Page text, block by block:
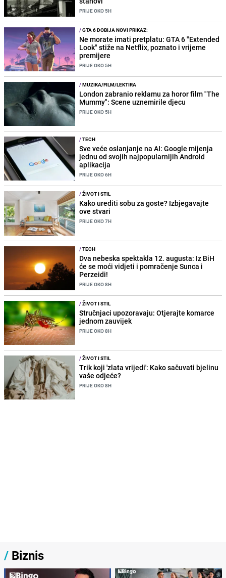
PRIJE OKO 5H
/GTA 6 DOBIJA NOVI PRIKAZ:
Ne morate imati pretplatu: GTA 6 "Extended
Look" stiže na Netflix, poznato i vrijeme
premijere
PRIJE OKO 5H
/MUZIKA/FILM/LEKTIRA
London zabranio reklamu za horor film "The
Mummy": Scene uznemirile djecu
PRIJE OKO 5H
/TECH
Sve veće oslanjanje na AI: Google mijenja
jednu od svojih najpopularnijih Android
aplikacija
PRIJE OKO 6H
/ŽIVOT I STIL
Kako urediti sobu za goste? Izbjegavajte
ove stvari
PRIJE OKO 7H
/TECH
Dva nebeska spektakla 12. augusta: Iz BiH
će se moći vidjeti i pomračenje Sunca i
Perzeidi!
PRIJE OKO 8H
/ŽIVOT I STIL
Stručnjaci upozoravaju: Otjerajte komarce
jednom zauvijek
PRIJE OKO 8H
/ŽIVOT I STIL
Trik koji 'zlata vrijedi': Kako sačuvati bjelinu
vaše odjeće?
PRIJE OKO 8H
/ Biznis